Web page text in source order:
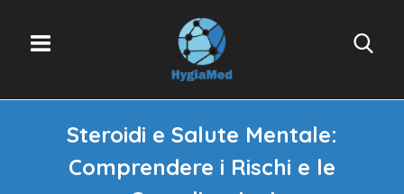
Steroidi e Salute Mentale:
Comprendere i Rischi e le